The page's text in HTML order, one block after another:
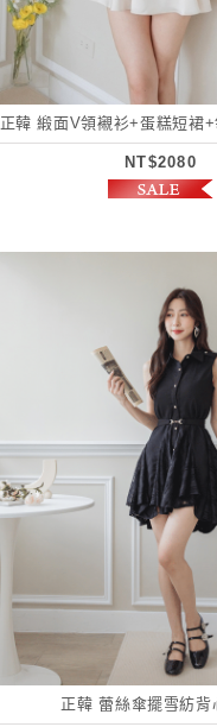
正韓 緞面V領襯衫+蛋糕短裙
NT$2080
正韓 蕾絲傘擺雪紡背